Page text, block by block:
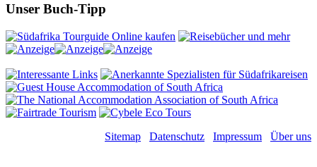
Unser Buch-Tipp
Sitemap Datenschutz Impressum Über uns